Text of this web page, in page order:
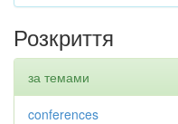
Розкриття
за темами
conferences